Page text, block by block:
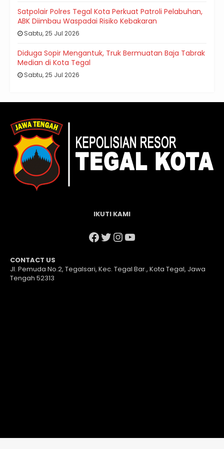
Satpolair Polres Tegal Kota Perkuat Patroli Pelabuhan,
ABK Diimbau Waspadai Risiko Kebakaran
Sabtu, 25 Jul 2026
Diduga Sopir Mengantuk, Truk Bermuatan Baja Tabrak
Median di Kota Tegal
Sabtu, 25 Jul 2026
IKUTI KAMI
Facebook
Twitter
Instagram
YouTube
CONTACT US
Jl. Pemuda No.2, Tegalsari, Kec. Tegal Bar., Kota Tegal, Jawa
Tengah 52313